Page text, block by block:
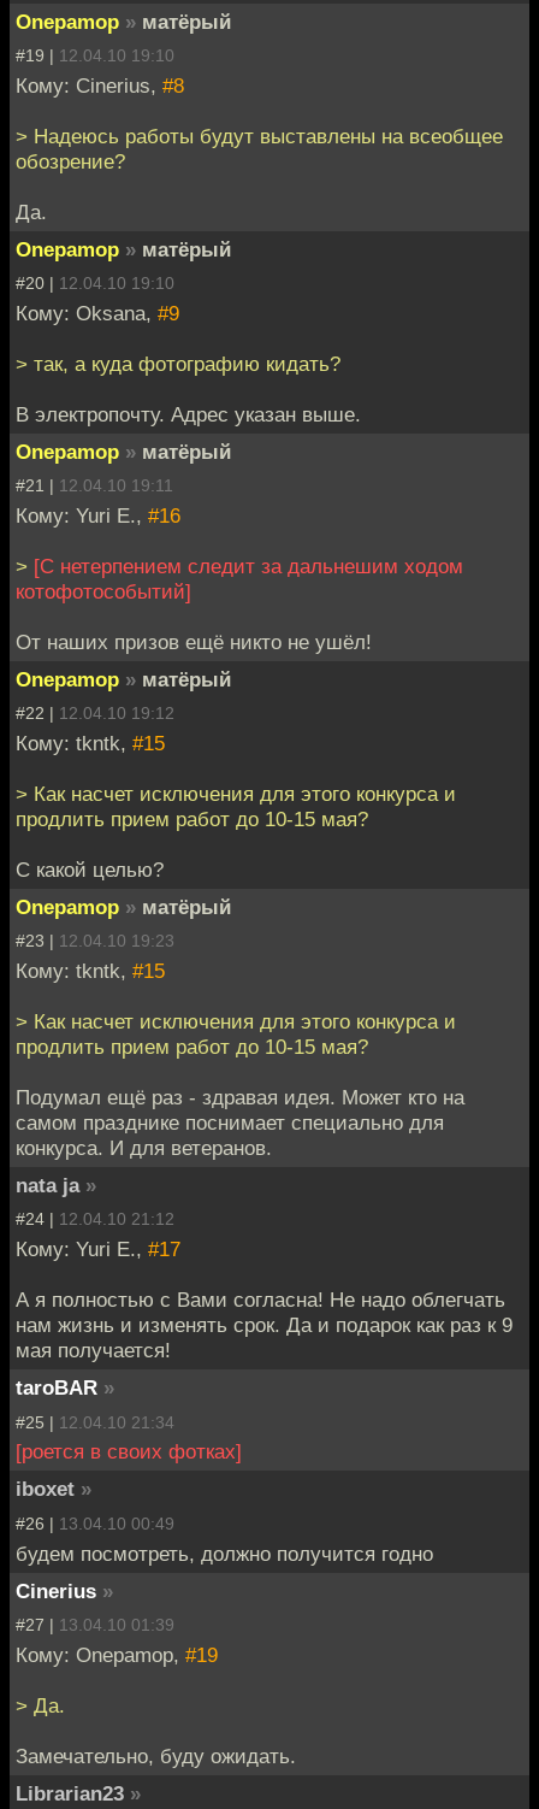
Onepamop » матёрый
#19 | 12.04.10 19:10
Кому: Cinerius, #8
> Надеюсь работы будут выставлены на всеобщее
обозрение?
Да.
Onepamop » матёрый
#20 | 12.04.10 19:10
Кому: Oksana, #9
> так, а куда фотографию кидать?
В электропочту. Адрес указан выше.
Onepamop » матёрый
#21 | 12.04.10 19:11
Кому: Yuri E., #16
> [С нетерпением следит за дальнешим ходом
котофотособытий]
От наших призов ещё никто не ушёл!
Onepamop » матёрый
#22 | 12.04.10 19:12
Кому: tkntk, #15
> Как насчет исключения для этого конкурса и
продлить прием работ до 10-15 мая?
С какой целью?
Onepamop » матёрый
#23 | 12.04.10 19:23
Кому: tkntk, #15
> Как насчет исключения для этого конкурса и
продлить прием работ до 10-15 мая?
Подумал ещё раз - здравая идея. Может кто на
самом празднике поснимает специально для
конкурса. И для ветеранов.
nata ja »
#24 | 12.04.10 21:12
Кому: Yuri E., #17
А я полностью с Вами согласна! Не надо облегчать
нам жизнь и изменять срок. Да и подарок как раз к 9
мая получается!
taroBAR »
#25 | 12.04.10 21:34
[роется в своих фотках]
iboxet »
#26 | 13.04.10 00:49
будем посмотреть, должно получится годно
Cinerius »
#27 | 13.04.10 01:39
Кому: Onepamop, #19
> Да.
Замечательно, буду ожидать.
Librarian23 »